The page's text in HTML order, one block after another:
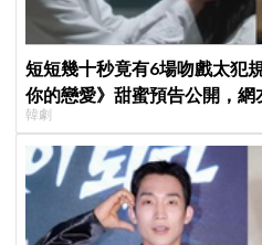
短短幾十秒竟有6場吻戲太犯
你的戀愛》甜蜜預告公開，網
韓劇